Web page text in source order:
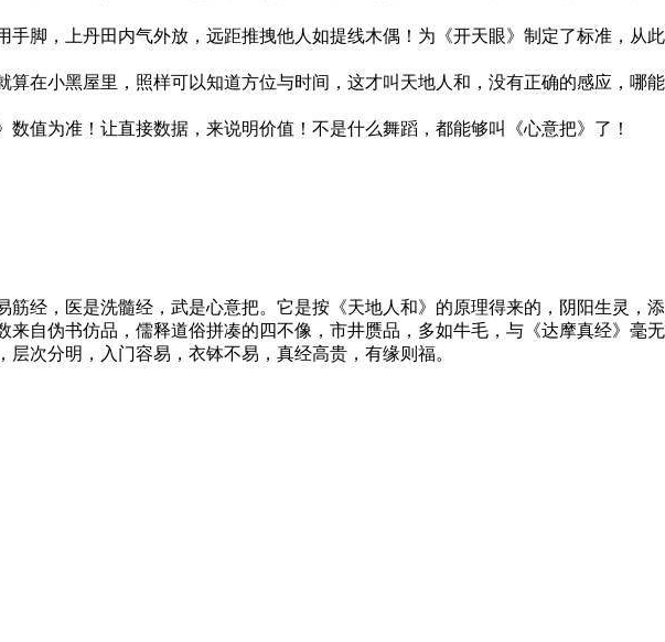
脚，上丹田内气外放，远距推拽他人如提线木偶！为《开天眼》制定了标准，从此
在小黑屋里，照样可以知道方位与时间，这才叫天地人和，没有正确的感应，哪能
为准！让直接数据，来说明价值！不是什么舞蹈，都能够叫《心意把》了！
，医是洗髓经，武是心意把。它是按《天地人和》的原理得来的，阴阳生灵，添
自伪书仿品，儒释道俗拼凑的四不像，市井赝品，多如牛毛，与《达摩真经》毫无
次分明，入门容易，衣钵不易，真经高贵，有缘则福。